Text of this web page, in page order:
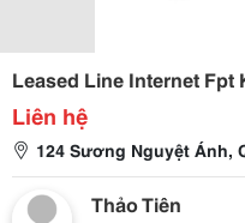
Leased Line Internet Fpt
Liên hệ
124 Sương Nguyệt Ánh,
Thảo Tiên